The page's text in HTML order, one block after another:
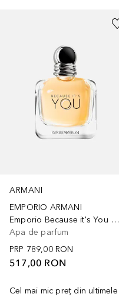
ARMANI
EMPORIO ARMANI
Emporio Because it's You Eau de Parfum
Apa de parfum
PRP 789,00 RON
517,00 RON
Cel mai mic preț din ultimele